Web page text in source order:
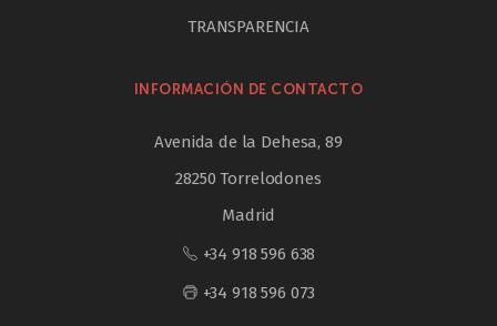
TRANSPARENCIA
INFORMACIÓN DE CONTACTO
Avenida de la Dehesa, 89
28250 Torrelodones
Madrid
+34 918 596 638
+34 918 596 073